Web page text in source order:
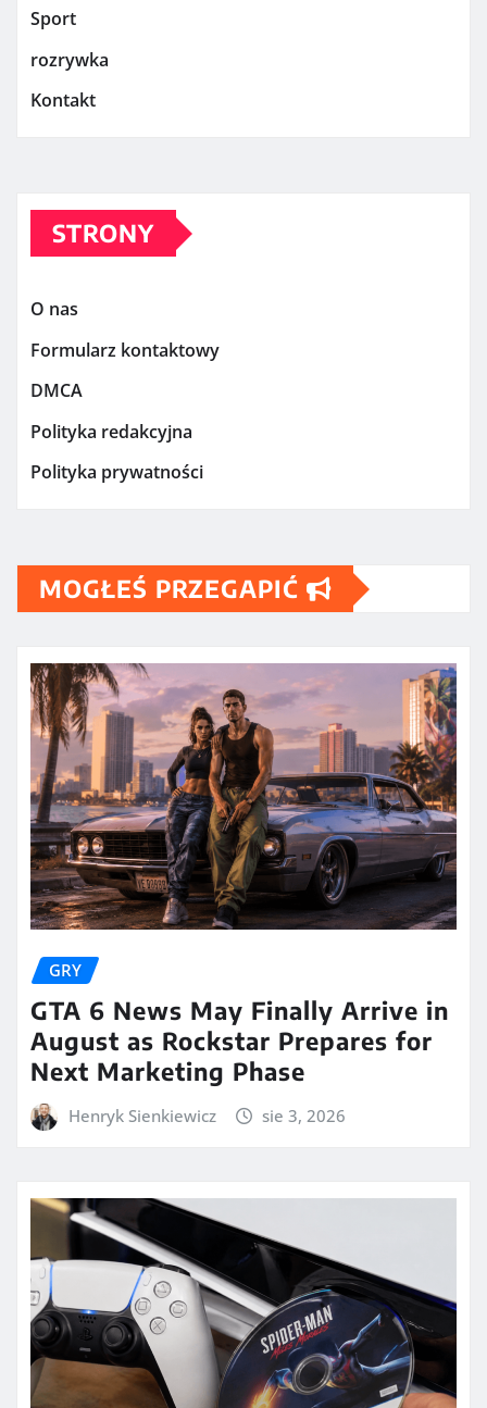
Sport
rozrywka
Kontakt
STRONY
O nas
Formularz kontaktowy
DMCA
Polityka redakcyjna
Polityka prywatności
MOGŁEŚ PRZEGAPIĆ
GRY
GTA 6 News May Finally Arrive in
August as Rockstar Prepares for
Next Marketing Phase
Henryk Sienkiewicz sie 3, 2026